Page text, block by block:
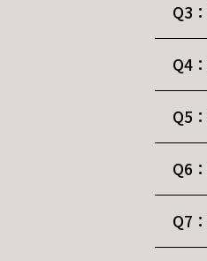
Q3：
Q4：
Q5：
Q6：
Q7：